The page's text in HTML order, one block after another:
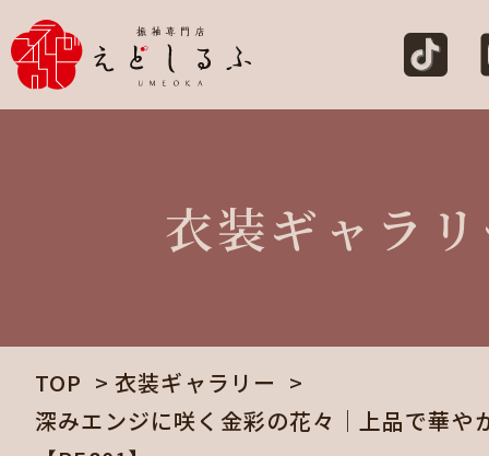
衣装ギャラ
TOP
衣装ギャラリー
深みエンジに咲く金彩の花々｜上品で華や